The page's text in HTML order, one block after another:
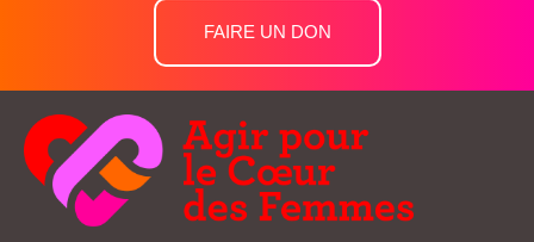
FAIRE UN DON